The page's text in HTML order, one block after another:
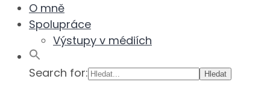
O mně
Spolupráce
Výstupy v médiích
Search for: